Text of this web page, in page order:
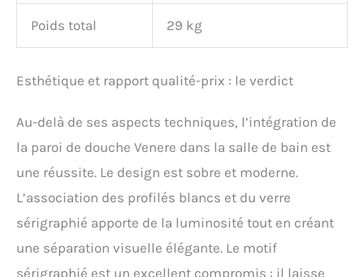
Poids total 29 kg
Esthétique et rapport qualité-prix : le verdict
Au-delà de ses aspects techniques, l’intégration de
la paroi de douche Venere dans la salle de bain est
une réussite. Le design est sobre et moderne.
L’association des profilés blancs et du verre
sérigraphié apporte de la luminosité tout en créant
une séparation visuelle élégante. Le motif
sérigraphié est un excellent compromis : il laisse